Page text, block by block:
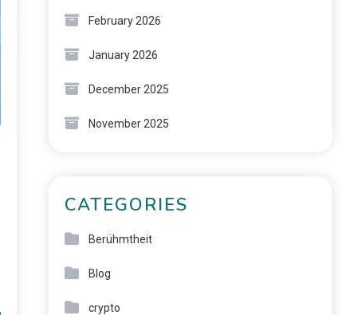
February 2026
January 2026
December 2025
November 2025
CATEGORIES
Berühmtheit
Blog
crypto